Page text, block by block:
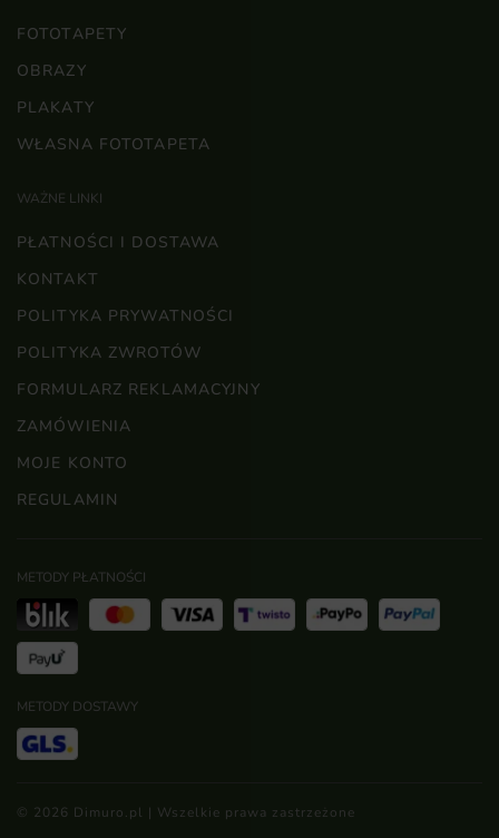
FOTOTAPETY
OBRAZY
PLAKATY
WŁASNA FOTOTAPETA
WAŻNE LINKI
PŁATNOŚCI I DOSTAWA
KONTAKT
POLITYKA PRYWATNOŚCI
POLITYKA ZWROTÓW
FORMULARZ REKLAMACYJNY
ZAMÓWIENIA
MOJE KONTO
REGULAMIN
METODY PŁATNOŚCI
METODY DOSTAWY
© 2026 Dimuro.pl | Wszelkie prawa zastrzeżone